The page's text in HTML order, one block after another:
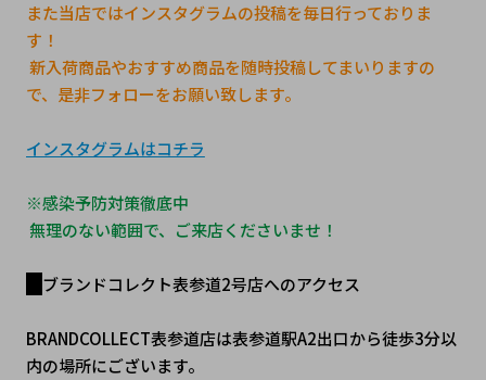
また当店ではインスタグラムの投稿を毎日行っておりま
す！
で、是非フォローをお願い致します。
インスタグラムはコチラ
※感染予防対策徹底中
無理のない範囲で、ご来店くださいませ！
ブランドコレクト表参道2号店へのアクセス
BRANDCOLLECT表参道店は表参道駅A2出口から徒歩3分以
内の場所にございます。